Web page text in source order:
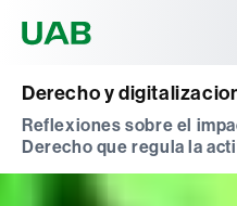
Derecho y
Reflexiones sobre el
Derecho que regula la